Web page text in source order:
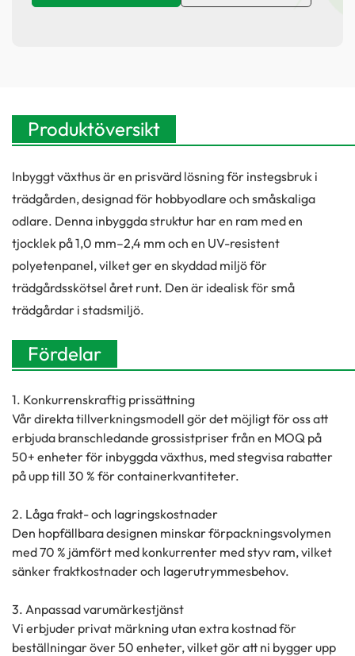
Produktöversikt
Inbyggt växthus är en prisvärd lösning för instegsbruk i
trädgården, designad för hobbyodlare och småskaliga
odlare. Denna inbyggda struktur har en ram med en
tjocklek på 1,0 mm–2,4 mm och en UV-resistent
polyetenpanel, vilket ger en skyddad miljö för
trädgårdsskötsel året runt. Den är idealisk för små
trädgårdar i stadsmiljö.
Fördelar
1. Konkurrenskraftig prissättning
Vår direkta tillverkningsmodell gör det möjligt för oss att
erbjuda branschledande grossistpriser från en MOQ på
50+ enheter för inbyggda växthus, med stegvisa rabatter
på upp till 30 % för containerkvantiteter.
2. Låga frakt- och lagringskostnader
Den hopfällbara designen minskar förpackningsvolymen
med 70 % jämfört med konkurrenter med styv ram, vilket
sänker fraktkostnader och lagerutrymmesbehov.
3. Anpassad varumärkestjänst
Vi erbjuder privat märkning utan extra kostnad för
beställningar över 50 enheter, vilket gör att ni bygger upp